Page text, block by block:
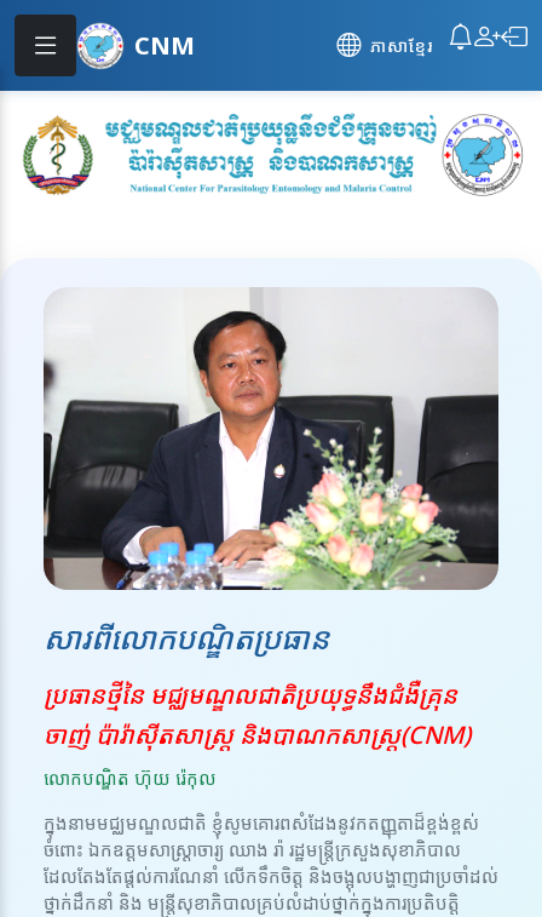
CNM ភាសាខ្មែរ
សារពីលោកបណ្ឌិតប្រធាន
ប្រធានថ្មីនៃ មជ្ឈមណ្ឌលជាតិប្រយុទ្ធនឹងជំងឺគ្រុន
ចាញ់ ប៉ារ៉ាស៊ីតសាស្ត្រ និងបាណកសាស្រ្ត(CNM)
លោកបណ្ឌិត ហ៊ុយ រ៉េកុល
ក្នុងនាមមជ្ឈមណ្ឌលជាតិ ខ្ញុំសូមគោរពសំដែងនូវកតញ្ញុតាដ៏ខ្ពង់ខ្ពស់
ចំពោះ ឯកឧត្តមសាស្ត្រាចារ្យ ឈាង រ៉ា រដ្ឋមន្ត្រីក្រសួងសុខាភិបាល
ដែលតែងតែផ្តល់ការណែនាំ លើកទឹកចិត្ត និងចង្អុលបង្ហាញជាប្រចាំដល់
ថ្នាក់ដឹកនាំ និង មន្ត្រីសុខាភិបាលគ្រប់លំដាប់ថ្នាក់ក្នុងការប្រតិបត្តិ